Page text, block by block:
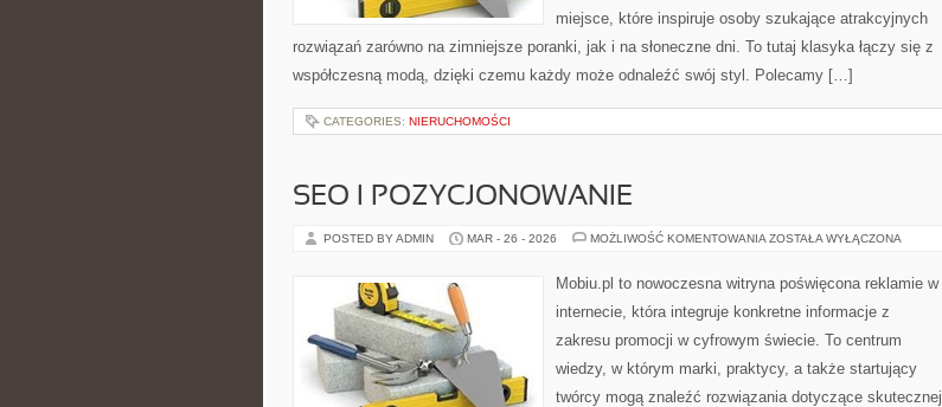
miejsce, które inspiruje osoby szukające atrakcyjnych
rozwiązań zarówno na zimniejsze poranki, jak i na słoneczne dni. To tutaj klasyka łączy się z
współczesną modą, dzięki czemu każdy może odnaleźć swój styl. Polecamy […]
CATEGORIES: NIERUCHOMOŚCI
SEO I POZYCJONOWANIE
POSTED BY ADMIN MAR - 26 - 2026 MOŻLIWOŚĆ KOMENTOWANIA SEO
ZOSTAŁA WYŁĄCZONA
Mobiu.pl to nowoczesna witryna poświęcona reklamie w
internecie, która integruje konkretne informacje z
zakresu promocji w cyfrowym świecie. To centrum
wiedzy, w którym marki, praktycy, a także startujący
twórcy mogą znaleźć rozwiązania dotyczące skutecznej